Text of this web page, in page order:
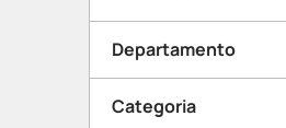
Departamento
Categoria